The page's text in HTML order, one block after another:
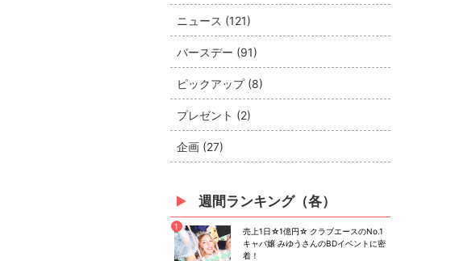
ニュース (121)
バースデー (91)
ピックアップ (8)
プレゼント (2)
企画 (27)
週間ランキング（各）
1
売上1日☆1億円☆ クラブエースのNo.1
キャバ嬢 みゆうさんのBDイベントに密
着！